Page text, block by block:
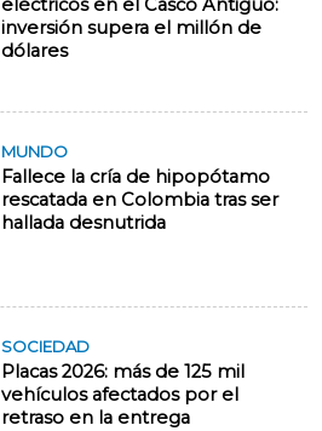
eléctricos en el Casco Antiguo:
inversión supera el millón de
dólares
MUNDO
Fallece la cría de hipopótamo
rescatada en Colombia tras ser
hallada desnutrida
SOCIEDAD
Placas 2026: más de 125 mil
vehículos afectados por el
retraso en la entrega